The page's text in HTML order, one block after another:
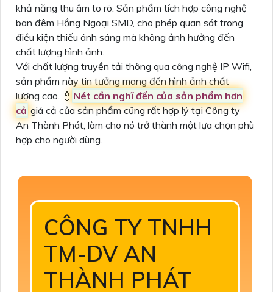
khả năng thu âm to rõ. Sản phẩm tích hợp công nghệ
ban đêm Hồng Ngoại SMD, cho phép quan sát trong
điều kiện thiếu ánh sáng mà không ảnh hưởng đến
chất lượng hình ảnh.
Với chất lượng truyền tải thông qua công nghệ IP Wifi,
sản phẩm này tin tưởng mang đến hình ảnh chất
lượng cao. 👮 Nét cần nghĩ đến của sản phẩm hơn
cả giá cả của sản phẩm cũng rất hợp lý tại Công ty
An Thành Phát, làm cho nó trở thành một lựa chọn phù
hợp cho người dùng.
CÔNG TY TNHH
TM-DV AN
THÀNH PHÁT